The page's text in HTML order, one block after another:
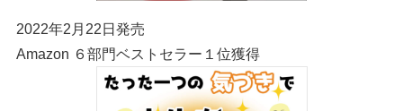
2022年2月22日発売
Amazon ６部門ベストセラー１位獲得